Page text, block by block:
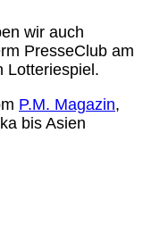
wir auch
PresseClub am
Lotteriespiel.
P.M. Magazin,
bis Asien